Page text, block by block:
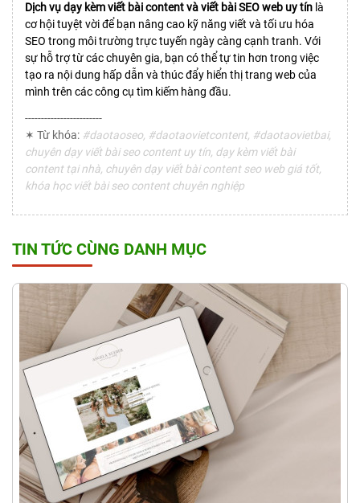
Dịch vụ dạy kèm viết bài content và viết bài SEO web uy tín là
cơ hội tuyệt vời để bạn nâng cao kỹ năng viết và tối ưu hóa
SEO trong môi trường trực tuyến ngày càng cạnh tranh. Với
sự hỗ trợ từ các chuyên gia, bạn có thể tự tin hơn trong việc
tạo ra nội dung hấp dẫn và thúc đẩy hiển thị trang web của
mình trên các công cụ tìm kiếm hàng đầu.
------------------------
✶ Từ khóa: #daotaoseo, #daotaovietcontent, #daotaovietbai,
chuyên dạy viết bài seo content uy tín, dạy kèm viết bài
content tại nhà, chuyên dạy viết bài content seo web giá tốt,
khóa học viết bài seo content chuyên nghiệp
TIN TỨC CÙNG DANH MỤC